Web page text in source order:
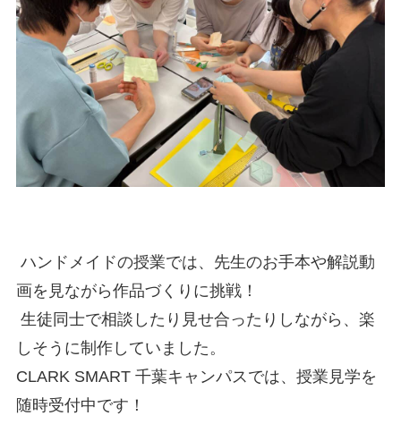
ハンドメイドの授業では、先生のお手本や解説動
画を見ながら作品づくりに挑戦！
生徒同士で相談したり見せ合ったりしながら、楽
しそうに制作していました。
CLARK SMART 千葉キャンパスでは、授業見学を
随時受付中です！